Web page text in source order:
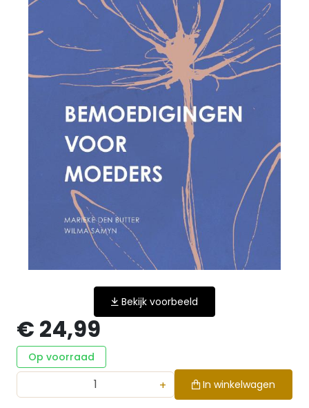
Bekijk voorbeeld
€ 24,99
Op voorraad
+ In winkelwagen